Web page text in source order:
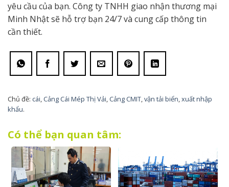
yêu cầu của bạn. Công ty TNHH giao nhận thương mại
Minh Nhật sẽ hỗ trợ bạn 24/7 và cung cấp thông tin
cần thiết.
Chủ đề: cái, Cảng Cái Mép Thị Vải, Cảng CMIT,vận tải biển,xuất nhập
khẩu.
Có thể bạn quan tâm: